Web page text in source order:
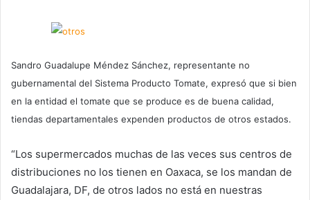
Sandro Guadalupe Méndez Sánchez, representante no
gubernamental del Sistema Producto Tomate, expresó que si bien
en la entidad el tomate que se produce es de buena calidad,
tiendas departamentales expenden productos de otros estados.
“Los supermercados muchas de las veces sus centros de
distribuciones no los tienen en Oaxaca, se los mandan de
Guadalajara, DF, de otros lados no está en nuestras